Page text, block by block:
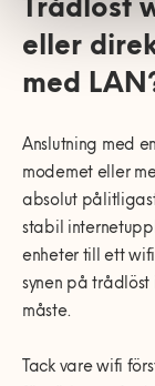
Trådlöst
eller
med
Anslutning med
modemet eller
absolut
stabil
enheter till ett
synen på trådlöst
måste.
Tack vare wifi